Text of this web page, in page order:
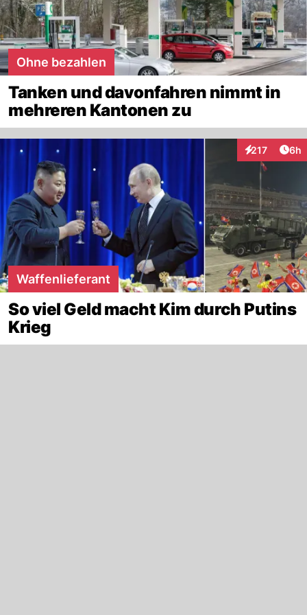
Ohne bezahlen
Tanken und davonfahren nimmt in
mehreren Kantonen zu
217
Interaktionen
6h
Waffenlieferant
So viel Geld macht Kim durch Putins
Krieg